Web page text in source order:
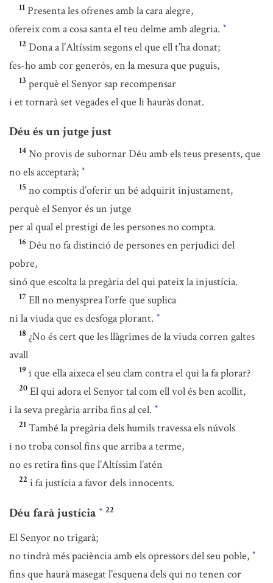
11 Presenta les ofrenes amb la cara alegre,
ofereix com a cosa santa el teu delme amb alegria. *
12 Dona a l’Altíssim segons el que ell t’ha donat;
fes-ho amb cor generós, en la mesura que puguis,
13 perquè el Senyor sap recompensar
i et tornarà set vegades el que li hauràs donat.
Déu és un jutge just
14 No provis de subornar Déu amb els teus presents, que
no els acceptarà; *
15 no comptis d’oferir un bé adquirit injustament,
perquè el Senyor és un jutge
per al qual el prestigi de les persones no compta.
16 Déu no fa distinció de persones en perjudici del
pobre,
sinó que escolta la pregària del qui pateix la injustícia.
17 Ell no menysprea l’orfe que suplica
ni la viuda que es desfoga plorant. *
18 ¿No és cert que les llàgrimes de la viuda corren galtes
avall
19 i que ella aixeca el seu clam contra el qui la fa plorar?
20 El qui adora el Senyor tal com ell vol és ben acollit,
i la seva pregària arriba fins al cel. *
21 També la pregària dels humils travessa els núvols
i no troba consol fins que arriba a terme,
no es retira fins que l’Altíssim l’atén
22 i fa justícia a favor dels innocents.
Déu farà justícia * 22
El Senyor no trigarà;
no tindrà més paciència amb els opressors del seu poble, *
fins que haurà masegat l’esquena dels qui no tenen cor